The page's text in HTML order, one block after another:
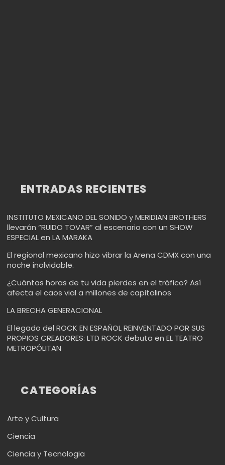
ENTRADAS RECIENTES
INSTITUTO MEXICANO DEL SONIDO y MERIDIAN BROTHERS
llevarán “RUIDO TOVAR” al escenario con un SHOW
ESPECIAL en LA MARAKA
El regional mexicano hizo vibrar la Arena CDMX con una
noche inolvidable.
¿Cuántas horas de tu vida pierdes en el tráfico? Así
afecta el caos vial a millones de capitalinos
LA BRECHA GENERACIONAL
El legado del ROCK EN ESPAÑOL REINVENTADO POR SUS
PROPIOS CREADORES: LTD ROCK debuta en EL TEATRO
METROPÓLITAN
CATEGORÍAS
Arte y Cultura
Ciencia
Ciencia y Tecnologia